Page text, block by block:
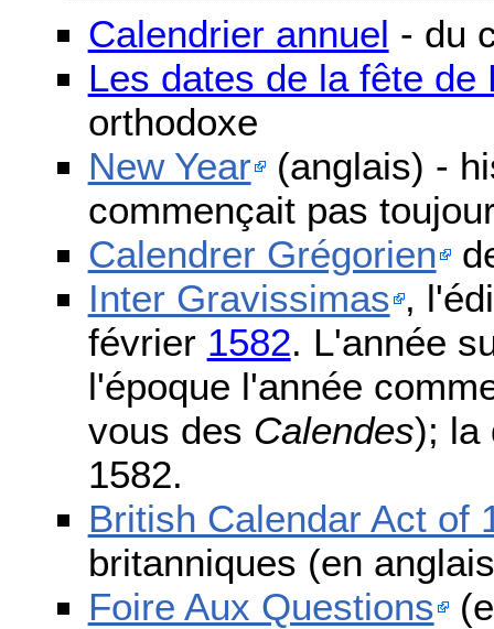
Calendrier annuel - du
Les dates de la fête de
orthodoxe
New Year (anglais) -
commençait pas
Calendrer Grégorien
Inter Gravissimas ,
février 1582. L'année
l'époque l'année
vous des Calendes); la
1582.
British Calendar Act of
britanniques (en
Foire Aux Questions